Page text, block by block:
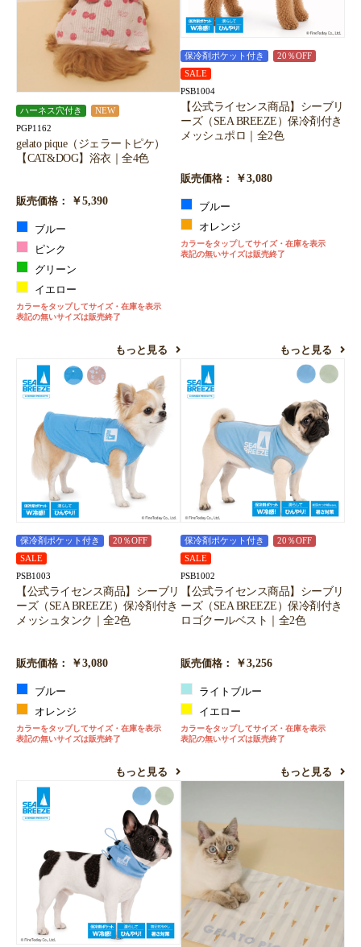
ハーネス穴付き NEW
PGP1162
gelato pique（ジェラートピケ）
【CAT&DOG】浴衣｜全4色
販売価格： ￥5,390
ブルー
ピンク
グリーン
イエロー
カラーをタップしてサイズ・在庫を表示
表記の無いサイズは販売終了
もっと見る
保冷剤ポケット付き
20％OFF
SALE
PSB1004
【公式ライセンス商品】シーブリ
ーズ（SEA BREEZE）保冷剤付き
メッシュポロ｜全2色
販売価格： ￥3,080
ブルー
オレンジ
カラーをタップしてサイズ・在庫を表示
表記の無いサイズは販売終了
もっと見る
保冷剤ポケット付き
20％OFF
SALE
PSB1003
【公式ライセンス商品】シーブリ
ーズ（SEA BREEZE）保冷剤付き
メッシュタンク｜全2色
販売価格： ￥3,080
ブルー
オレンジ
カラーをタップしてサイズ・在庫を表示
表記の無いサイズは販売終了
もっと見る
保冷剤ポケット付き
20％OFF
SALE
PSB1002
【公式ライセンス商品】シーブリ
ーズ（SEA BREEZE）保冷剤付き
ロゴクールベスト｜全2色
販売価格： ￥3,256
ライトブルー
イエロー
カラーをタップしてサイズ・在庫を表示
表記の無いサイズは販売終了
もっと見る